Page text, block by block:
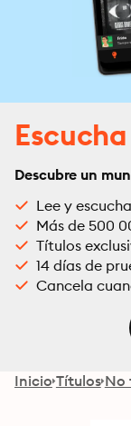
Descubre un
Lee y
Más de 500
Títulos
14 días de
Cancela
Inicio Títulos No